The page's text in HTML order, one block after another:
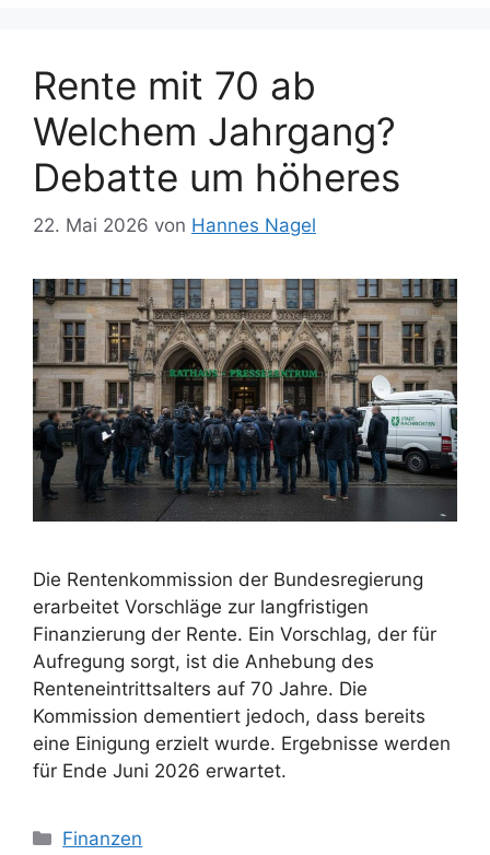
Rente mit 70 ab
Welchem Jahrgang?
Debatte um höheres
22. Mai 2026 von Hannes Nagel
Die Rentenkommission der Bundesregierung
erarbeitet Vorschläge zur langfristigen
Finanzierung der Rente. Ein Vorschlag, der für
Aufregung sorgt, ist die Anhebung des
Renteneintrittsalters auf 70 Jahre. Die
Kommission dementiert jedoch, dass bereits
eine Einigung erzielt wurde. Ergebnisse werden
für Ende Juni 2026 erwartet.
Kategorien
Finanzen